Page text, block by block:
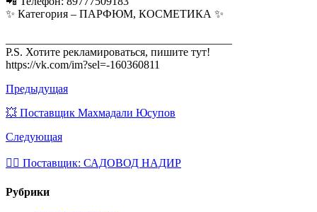
✨ Категория – ПАРФЮМ, КОСМЕТИКА ✨
P.S. Хотите рекламироваться, пишите тут!
https://vk.com/im?sel=-160360811
Предыдущая
💥 Поставщик Махмадали Юсупов
Следующая
💁‍♂ Поставщик: САДОВОД НАДИР
Рубрики